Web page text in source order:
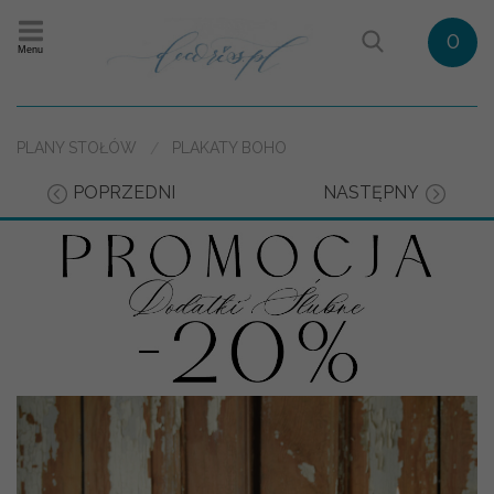
Menu 0
PLANY STOŁÓW PLAKATY BOHO
POPRZEDNI NASTĘPNY